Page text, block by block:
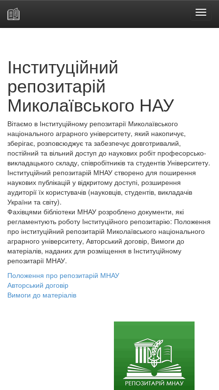
Інституційний
репозитарій
Миколаївського НАУ
Вітаємо в Інституційному репозитарії Миколаївського
національного аграрного університету, який накопичує,
зберігає, розповсюджує та забезпечує довготривалий,
постійний та вільний доступ до наукових робіт професорсько-
викладацького складу, співробітників та студентів Університету.
Інституційний репозитарій МНАУ створено для поширення
наукових публікацій у відкритому доступі, розширення
аудиторії їх користувачів (науковців, студентів, викладачів
України та світу).
Фахівцями бібліотеки МНАУ розроблено документи, які
регламентують роботу Інституційного репозитарію: Положення
про інституційний репозитарій Миколаївського національного
аграрного університету, Авторський договір, Вимоги до
матеріалів, наданих для розміщення в Інституційному
репозитарії МНАУ.
Положення про репозитарій МНАУ
Авторський договір
Вимоги до матеріалів